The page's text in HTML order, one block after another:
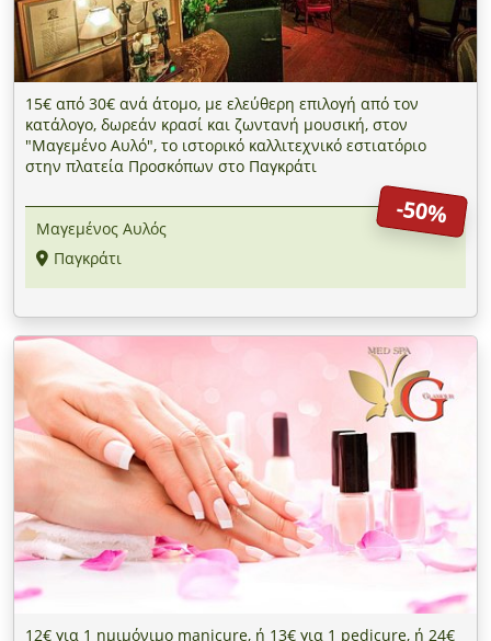
15€ από 30€ ανά άτομο, με ελεύθερη επιλογή από τον
κατάλογο, δωρεάν κρασί και ζωντανή μουσική, στον
"Μαγεμένο Αυλό", το ιστορικό καλλιτεχνικό εστιατόριο
στην πλατεία Προσκόπων στο Παγκράτι
-50%
Μαγεμένος Αυλός
Παγκράτι
12€ για 1 ημιμόνιμο manicure, ή 13€ για 1 pedicure, ή 24€